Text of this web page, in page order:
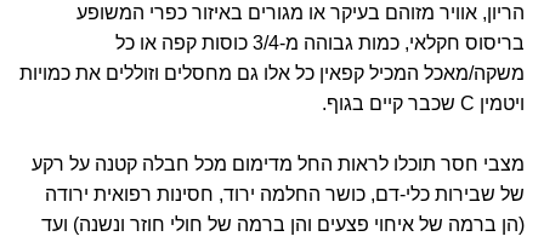
הריון, אוויר מזוהם בעיקר או מגורים באיזור כפרי המשופע
בריסוס חקלאי, כמות גבוהה מ-3/4 כוסות קפה או כל
משקה/מאכל המכיל קפאין כל אלו גם מחסלים וזוללים את כמויות
ויטמין C שכבר קיים בגוף.
מצבי חסר תוכלו לראות החל מדימום מכל חבלה קטנה על רקע
של שבירות כלי-דם, כושר החלמה ירוד, חסינות רפואית ירודה
(הן ברמה של איחוי פצעים והן ברמה של חולי חוזר ונשנה) ועד